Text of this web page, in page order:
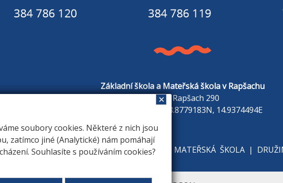
Základní škola a Mateřská škola v Rapšachu
378 07 Rapšach 290
GPS souřadnice: 48.8779183N, 14.9374494E
ÚVOD|O ŠKOLE|ZÁKLADNÍ ŠKOLA MATEŘSKÁ ŠKOLA |
soubory cookies. Některé z nich jsou
zatímco jiné (Analytické) nám pomáhají
Souhlasíte s používáním cookies?
✕